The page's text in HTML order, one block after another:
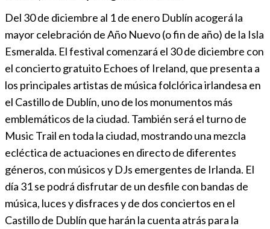
Del 30 de diciembre al 1 de enero Dublín acogerá la
mayor celebración de Año Nuevo (o fin de año) de la Isla
Esmeralda. El festival comenzará el 30 de diciembre con
el concierto gratuito Echoes of Ireland, que presenta a
los principales artistas de música folclórica irlandesa en
el Castillo de Dublín, uno de los monumentos más
emblemáticos de la ciudad. También será el turno de
Music Trail en toda la ciudad, mostrando una mezcla
ecléctica de actuaciones en directo de diferentes
géneros, con músicos y DJs emergentes de Irlanda. El
día 31 se podrá disfrutar de un desfile con bandas de
música, luces y disfraces y de dos conciertos en el
Castillo de Dublín que harán la cuenta atrás para la